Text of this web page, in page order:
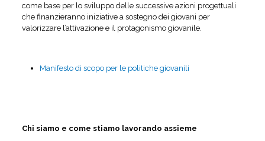
come base per lo sviluppo delle successive azioni progettuali
che finanzieranno iniziative a sostegno dei giovani per
valorizzare l’attivazione e il protagonismo giovanile.
Manifesto di scopo per le politiche giovanili
Chi siamo e come stiamo lavorando assieme